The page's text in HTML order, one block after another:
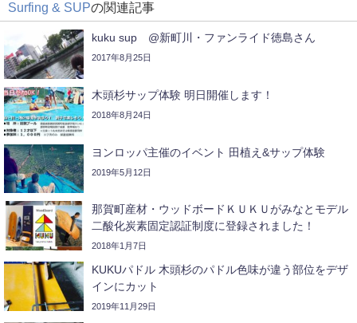
Surfing & SUPの関連記事
kuku sup @新町川・ファンライド徳島さん
2017年8月25日
木頭杉サップ体験 明日開催します！
2018年8月24日
ヨンロッパ主催のイベント 田植え&サップ体験
2019年5月12日
那賀町産材・ウッドボードＫＵＫＵがみなとモデル
二酸化炭素固定認証制度に登録されました！
2018年1月7日
KUKUパドル 木頭杉のパドル色味が違う部位をデザ
インにカット
2019年11月29日